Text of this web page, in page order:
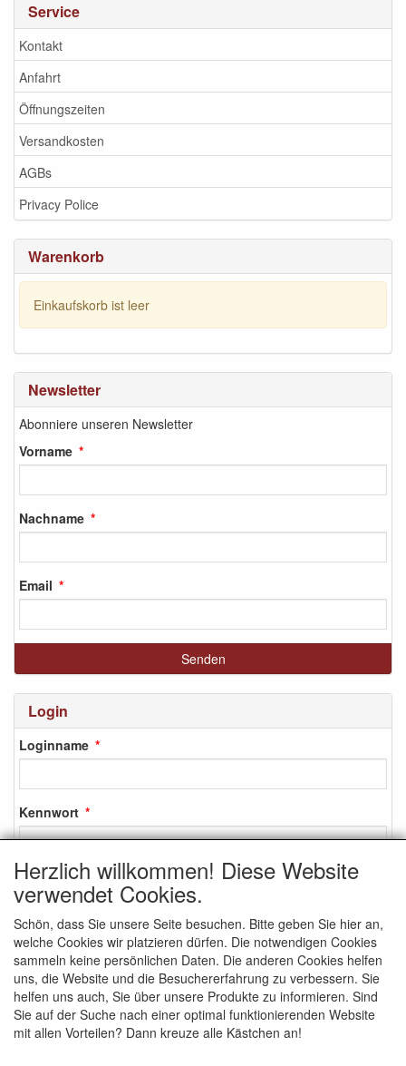
Service
Kontakt
Anfahrt
Öffnungszeiten
Versandkosten
AGBs
Privacy Police
Warenkorb
Einkaufskorb ist leer
Newsletter
Abonniere unseren Newsletter
Vorname
Nachname
Email
Login
Loginname
Kennwort
Login
Anmelden
Kennwort vergessen?
Herzlich willkommen! Diese Website
verwendet Cookies.
Schön, dass Sie unsere Seite besuchen. Bitte geben Sie hier an,
welche Cookies wir platzieren dürfen. Die notwendigen Cookies
sammeln keine persönlichen Daten. Die anderen Cookies helfen
uns, die Website und die Besuchererfahrung zu verbessern. Sie
helfen uns auch, Sie über unsere Produkte zu informieren. Sind
Sie auf der Suche nach einer optimal funktionierenden Website
mit allen Vorteilen? Dann kreuze alle Kästchen an!